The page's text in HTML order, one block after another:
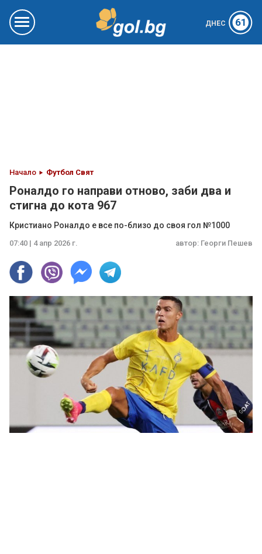
ДНЕС 61
Начало Футбол Свят
Роналдо го направи отново, заби два и
стигна до кота 967
Кристиано Роналдо е все по-близо до своя гол №1000
07:40 | 4 апр 2026 г. автор: Георги Пешев